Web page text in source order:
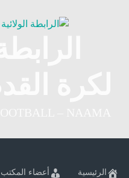
الرئيسية أعضاء المكتب